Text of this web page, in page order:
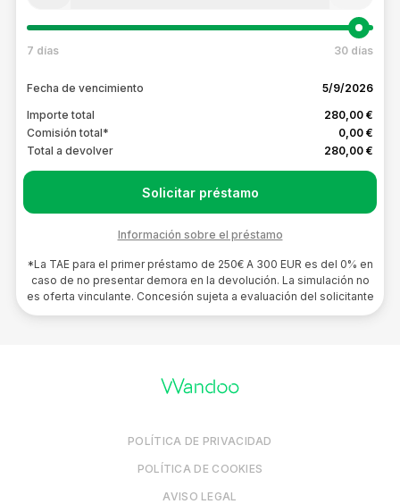
7 días 30 días
Fecha de vencimiento
5/9/2026
Importe total
280,00 €
Comisión total*
0,00 €
Total a devolver
280,00 €
Solicitar préstamo
Información sobre el préstamo
*La TAE para el primer préstamo de 250€ A 300 EUR es del 0% en
caso de no presentar demora en la devolución. La simulación no
es oferta vinculante. Concesión sujeta a evaluación del solicitante
POLÍTICA DE PRIVACIDAD
POLÍTICA DE COOKIES
AVISO LEGAL